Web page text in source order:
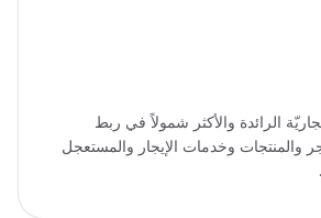
الرائدة والأكثر شمولاً في ربط
والمنتجات وخدمات الإيجار والمستعجل